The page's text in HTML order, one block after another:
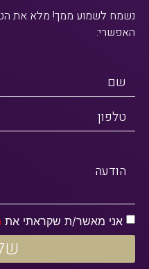
נשמח לשמוע ממך! מלא את
האפשרי:
שם
טלפון
הודעה
אני מאשר/ת שקראתי את